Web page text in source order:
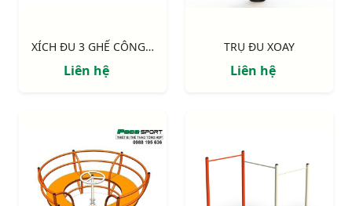
XÍCH ĐU 3 GHẾ CÔNG VIÊN
Liên hệ
TRỤ ĐU XOAY
Liên hệ